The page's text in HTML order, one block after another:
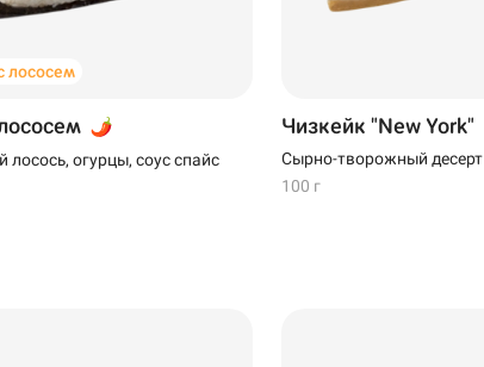
лососем
лосось, огурцы, соус спайс
Чизкейк "New York"
Сырно-творожный десерт
100 г